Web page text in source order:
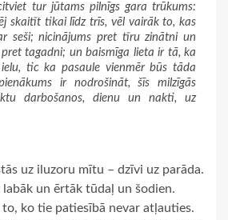
tur jūtams pilnīgs gara trūkums:
skaitīt tikai līdz trīs, vēl vairāk to, kas
seši; nicinājums pret tīru zinātni un
pret tagadni; un baismīga lieta ir tā, ka
tic ka pasaule vienmēr būs tāda
ir nodrošināt, šīs milzīgās
darbošanos, dienu un nakti, uz
uz iluzoru mītu – dzīvi uz parāda.
un ērtāk tūdaļ un šodien.
to, ko tie patiesībā nevar atļauties.